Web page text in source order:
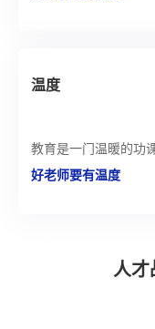
温度
教育是一门温暖的功
好老师要有温度
人